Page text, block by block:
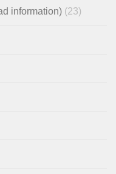
information) (23)